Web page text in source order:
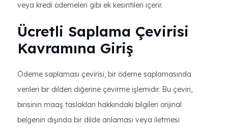
veya kredi ödemeleri gibi ek kesintileri içerir.
Ücretli Saplama Çevirisi
Kavramına Giriş
Ödeme saplaması çevirisi, bir ödeme saplamasında
verileri bir dilden diğerine çevirme işlemidir. Bu çeviri,
birisinin maaş taslakları hakkındaki bilgileri orijinal
belgenin dışında bir dilde anlaması veya iletmesi